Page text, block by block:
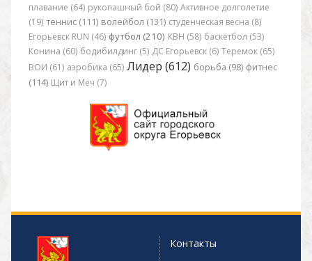
плавание (64) рукопашный бой (80) Активное долголетие
(19) теннис (111) волейбол (131) студенческая весна (8)
Егорьевск RUN (46) футбол (210) КВН (58) баскетбол (53)
Конина (60) бодибилдинг (5) ДС Егорьевск (6) Теремок (65)
ВОИ (61) аэробика (65) Лидер (612) борьба (98) фитнес
(114) Щит и Меч (7)
Контакты